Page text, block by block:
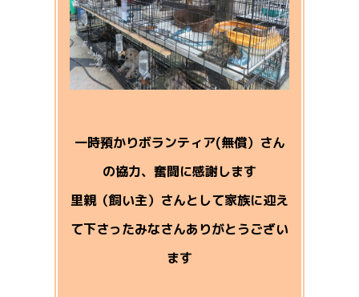
一時預かりボランティア(無償）さん
の協力、奮闘に感謝します
里親（飼い主）さんとして家族に迎え
て下さったみなさんありがとうござい
ます